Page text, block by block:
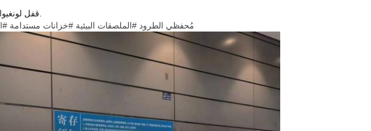
قفل لونغيوان - بوابة إلى حلول أمنية موثوقة.
#مُحفظي الطرود #الملصقات البيئية #خزانات مستدامة